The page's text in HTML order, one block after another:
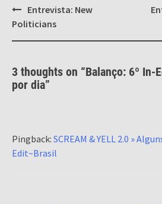
Post
navigation
Entrevista: New
Politicians
3 thoughts on “Balanço: 6º In-
por dia”
Pingback: SCREAM & YELL 2.0 »
Edit~Brasil